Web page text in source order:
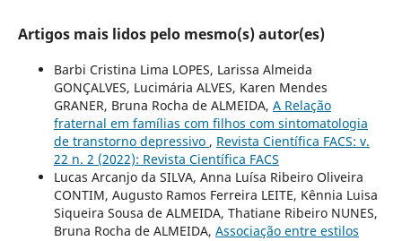
Artigos mais lidos pelo mesmo(s) autor(es)
Barbi Cristina Lima LOPES, Larissa Almeida
GONÇALVES, Lucimária ALVES, Karen Mendes
GRANER, Bruna Rocha de ALMEIDA, A Relação
fraternal em famílias com filhos com sintomatologia
de transtorno depressivo , Revista Científica FACS: v.
22 n. 2 (2022): Revista Científica FACS
Lucas Arcanjo da SILVA, Anna Luísa Ribeiro Oliveira
CONTIM, Augusto Ramos Ferreira LEITE, Kênnia Luisa
Siqueira Sousa de ALMEIDA, Thatiane Ribeiro NUNES,
Bruna Rocha de ALMEIDA, Associação entre estilos